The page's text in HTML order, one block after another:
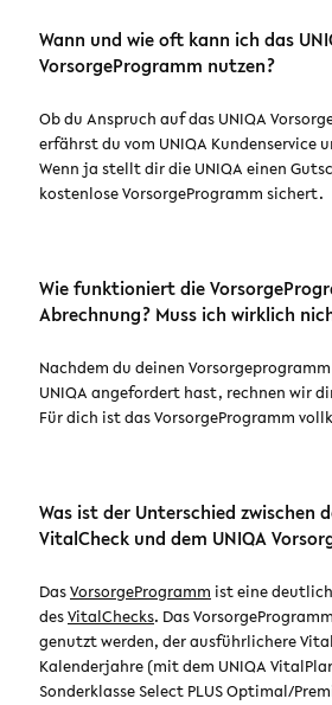
Wann und wie oft kann ich das
VorsorgeProgramm nutzen?
Ob du Anspruch auf das UNIQA
erfährst du vom UNIQA Kundenservice
Wenn ja stellt dir die UNIQA einen
kostenlose VorsorgeProgramm sichert.
Wie funktioniert die
Abrechnung? Muss ich wirklich
Nachdem du deinen
UNIQA angefordert hast, rechnen wir
Für dich ist das VorsorgeProgramm
Was ist der Unterschied zwischen
VitalCheck und dem UNIQA
DasVorsorgeProgramm ist eine
desVitalChecks. Das
genutzt werden, der ausführlichere
Kalenderjahre (mit dem UNIQA
Sonderklasse Select PLUS Optimal/